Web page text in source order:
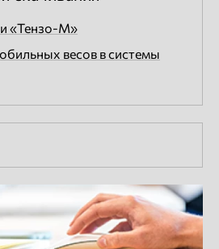
«Тензо-М»
весов в системы